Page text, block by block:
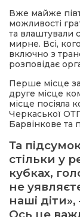
Вже майже
можливості
та влаштували
мирне. Всі,
включно з
розповідає
Перше місце
друге місце
місце посіяла
Черкаської
Барвінкове та
Та
стільки у
кубках,
не
наші